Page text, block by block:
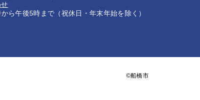
ら午後5時まで（祝休日・年末年始を除く）
©船橋市